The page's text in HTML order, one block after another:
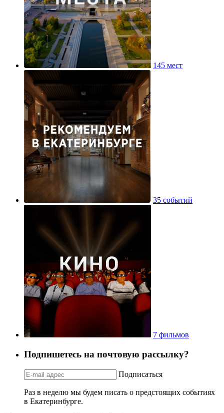
145 мест
35 событий
7 фильмов
Подпишетесь на почтовую рассылку?
Подписаться
Раз в неделю мы будем писать о предстоящих событиях
в Екатеринбурге.